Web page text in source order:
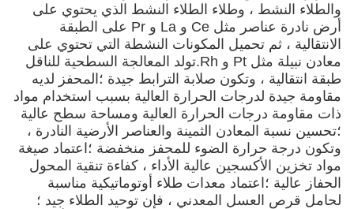
والطلاء النشط ، وطلاء الطلاء النشط الذي يحتوي على
أرض نادرة عناصر مثل Ce و La و Pr على الطبقة
الانتقالية ، ثم تحميل المكونات النشطة التي تحتوي على
معادن نبيلة مثل Pt و Rh.تولد المعالجة السطحية للناقل
طبقة انتقالية ، وتكون صلابة الترابط جيدة ؛المحفز لديه
مقاومة جيدة لدرجات الحرارة العالية بسبب استخدام مواد
ذات مقاومة درجات الحرارة العالية ومساحة سطح عالية
؛تحسين نسبة المعادن الثمينة والعناصر الأرضية النادرة ،
وتكون درجة حرارة الضوء للمحفز منخفضة ؛اعتماد صيغة
مواد تخزين الأكسجين عالية الأداء ، كفاءة تنقية المحول
الحفاز عالية ؛اعتماد معدات طلاء أوتوماتيكية مناسبة
لحامل قرص العسل المعدني ، فإن توحيد الطلاء جيد ؛